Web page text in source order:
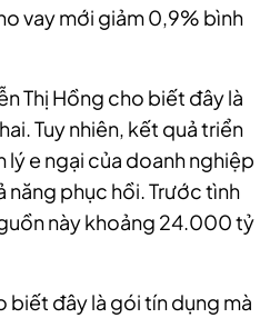
vay mới giảm 0,9% bình
Thị Hồng cho biết đây là
Tuy nhiên, kết quả triển
lý e ngại của doanh nghiệp
năng phục hồi. Trước tình
này khoảng 24.000 tỷ
đây là gói tín dụng mà